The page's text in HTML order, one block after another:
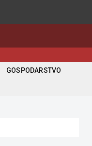
GOSPODARSTVO